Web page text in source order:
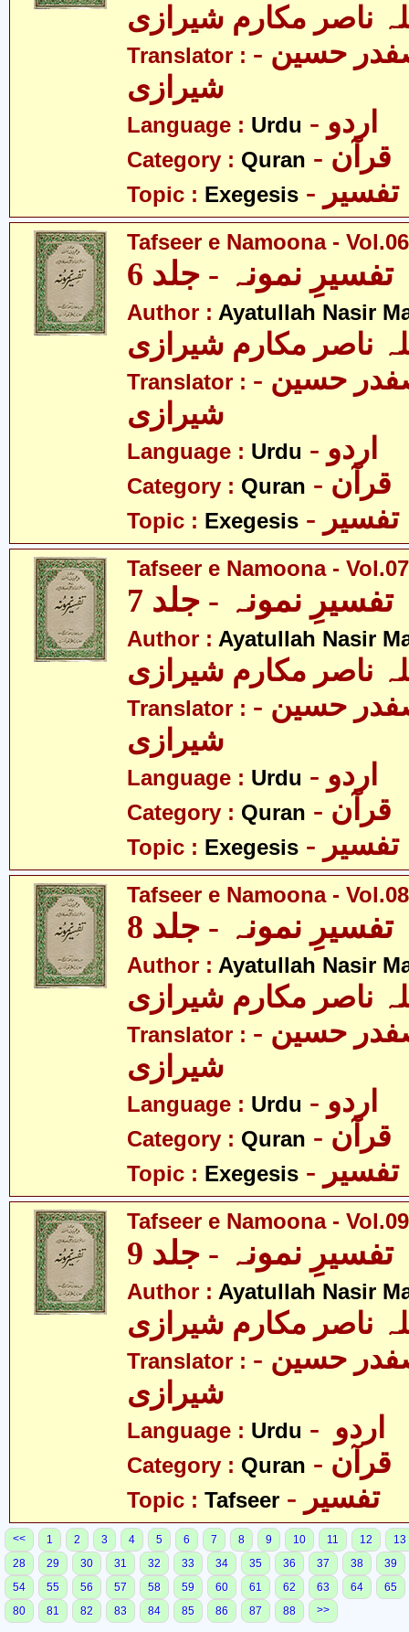
ناصر مکارم شیرازی
Translator : - مولانا سید صفدر حسین
شیرازی
Language : Urdu - اردو
Category : Quran - قرآن
Topic : Exegesis - تفسیر
Tafseer e Namoona - Vol.06
تفسیرِ نمونہ - جلد 6
Author : Ayatullah Nasir
ناصر مکارم شیرازی
Translator : - مولانا سید صفدر حسین
شیرازی
Language : Urdu - اردو
Category : Quran - قرآن
Topic : Exegesis - تفسیر
Tafseer e Namoona - Vol.07
تفسیرِ نمونہ - جلد 7
Author : Ayatullah Nasir
ناصر مکارم شیرازی
Translator : - مولانا سید صفدر حسین
شیرازی
Language : Urdu - اردو
Category : Quran - قرآن
Topic : Exegesis - تفسیر
Tafseer e Namoona - Vol.08
تفسیرِ نمونہ - جلد 8
Author : Ayatullah Nasir
ناصر مکارم شیرازی
Translator : - مولانا سید صفدر حسین
شیرازی
Language : Urdu - اردو
Category : Quran - قرآن
Topic : Exegesis - تفسیر
Tafseer e Namoona - Vol.09
تفسیرِ نمونہ - جلد 9
Author : Ayatullah Nasir
ناصر مکارم شیرازی
Translator : - مولانا سید صفدر حسین
شیرازی
Language : Urdu
Category : Quran - قرآن
Topic : Tafseer - تفسیر
<< 1 2 3 4 5 6 7 8 9 10 11 12
13
28
29 30 31 32 33 34 35 36 37 38
39
54
55 56 57 58 59 60 61 62 63 64
65
80
81 82 83 84 85 86 87 88 >>